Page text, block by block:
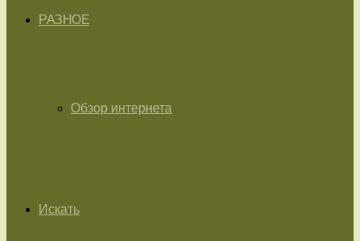
РАЗНОЕ
Обзор интернета
Искать